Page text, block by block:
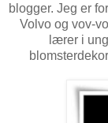
blogger. Jeg er
Volvo og vov-
lærer i